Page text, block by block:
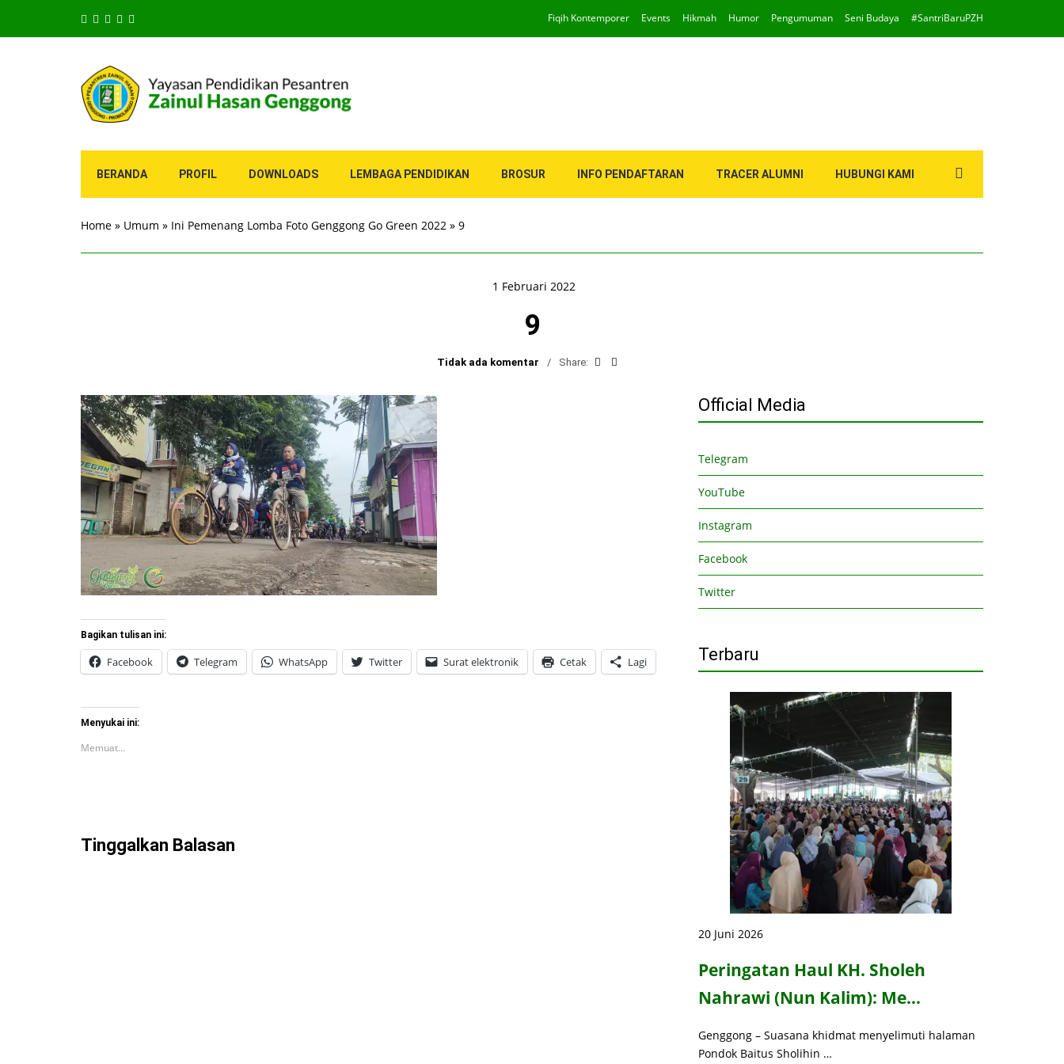
Fiqih Kontemporer Events Hikmah Humor Pengumuman Seni Budaya #SantriBaruPZH
BERANDA PROFIL DOWNLOADS LEMBAGA PENDIDIKAN BROSUR INFO PENDAFTARAN TRACER ALUMNI HUBUNGI KAMI
Home » Umum » Ini Pemenang Lomba Foto Genggong Go Green 2022 » 9
1 Februari 2022
9
Tidak ada komentar Share:
Bagikan tulisan ini:
Facebook Telegram WhatsApp Twitter Surat elektronik Cetak Lagi
Menyukai ini:
Memuat...
Tinggalkan Balasan
Official Media
Telegram
YouTube
Instagram
Facebook
Twitter
Terbaru
20 Juni 2026
Peringatan Haul KH. Sholeh
Nahrawi (Nun Kalim): Me…
Genggong – Suasana khidmat menyelimuti halaman
Pondok Baitus Sholihin …